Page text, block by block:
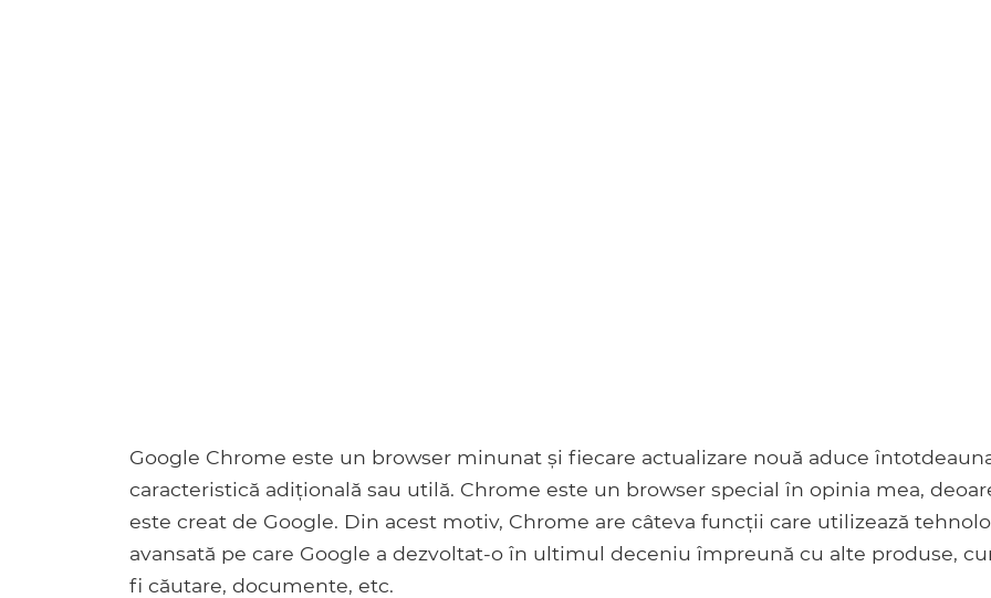
Google Chrome este un browser minunat și fiecare actualizare nouă aduce
caracteristică adițională sau utilă. Chrome este un browser special în opinia mea,
este creat de Google. Din acest motiv, Chrome are câteva funcții care utilizează
avansată pe care Google a dezvoltat-o ​​în ultimul deceniu împreună cu alte produse,
fi căutare, documente, etc.